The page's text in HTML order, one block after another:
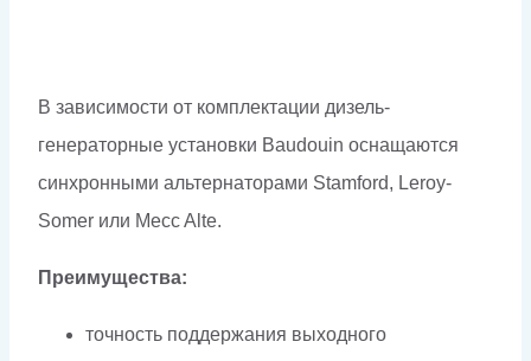
В зависимости от комплектации дизель-
генераторные установки Baudouin оснащаются
синхронными альтернаторами Stamford, Leroy-
Somer или Mecc Alte.
Преимущества:
точность поддержания выходного